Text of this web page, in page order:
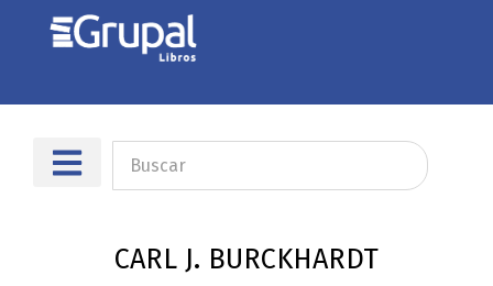
CARL J. BURCKHARDT